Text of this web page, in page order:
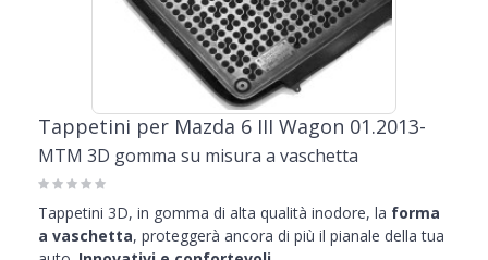
Tappetini per Mazda 6 III Wagon 01.2013-
MTM 3D gomma su misura a vaschetta
Tappetini 3D, in gomma di alta qualità inodore, la forma
a vaschetta, proteggerà ancora di più il pianale della tua